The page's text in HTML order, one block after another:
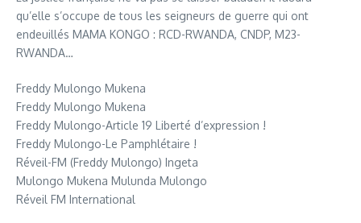
qu’elle s’occupe de tous les seigneurs de guerre qui ont
endeuillés MAMA KONGO : RCD-RWANDA, CNDP, M23-
RWANDA…
Freddy Mulongo Mukena
Freddy Mulongo Mukena
Freddy Mulongo-Article 19 Liberté d’expression !
Freddy Mulongo-Le Pamphlétaire !
Réveil-FM (Freddy Mulongo) Ingeta
Mulongo Mukena Mulunda Mulongo
Réveil FM International